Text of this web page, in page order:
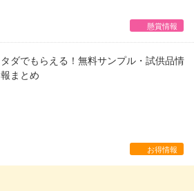
懸賞情報
タダでもらえる！無料サンプル・試供品情
報まとめ
お得情報